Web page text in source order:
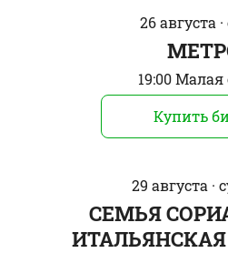
26 августа
19:00 Малая
Купить
29 августа ·
СЕМЬЯ